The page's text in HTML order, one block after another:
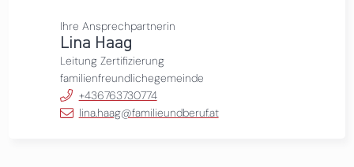
Ihre Ansprechpartnerin
Lina Haag
Leitung Zertifizierung
familienfreundlichegemeinde
+436763730774
lina.haag@familieundberuf.at